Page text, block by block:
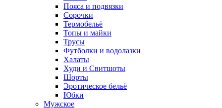
Пояса и подвязки
Сорочки
Термобельё
Топы и майки
Трусы
Футболки и водолазки
Халаты
Худи и Свитшоты
Шорты
Эротическое бельё
Юбки
Мужское